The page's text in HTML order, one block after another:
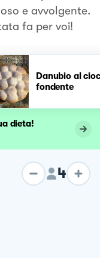
e avvolgente.
fa per voi!
Danubio al
fondente
dieta!
4